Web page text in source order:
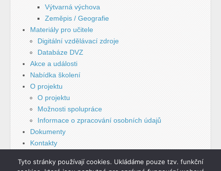
Výtvarná výchova
Zeměpis / Geografie
Materiály pro učitele
Digitální vzdělávací zdroje
Databáze DVZ
Akce a události
Nabídka školení
O projektu
O projektu
Možnosti spolupráce
Informace o zpracování osobních údajů
Dokumenty
Kontakty
Tyto stránky používají cookies. Ukládáme pouze tzv. funkční